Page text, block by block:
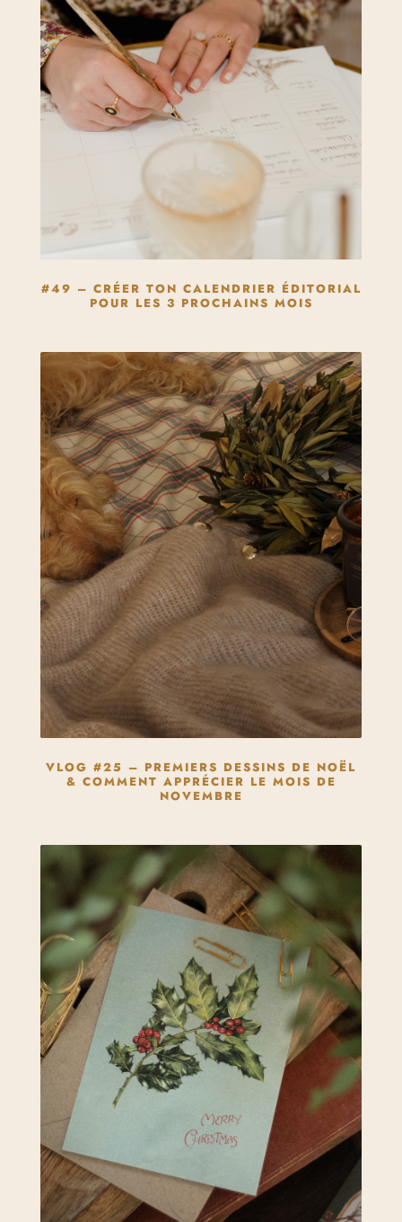
#49 – CRÉER TON CALENDRIER ÉDITORIAL
POUR LES 3 PROCHAINS MOIS
VLOG #25 – PREMIERS DESSINS DE NOËL
& COMMENT APPRÉCIER LE MOIS DE
NOVEMBRE